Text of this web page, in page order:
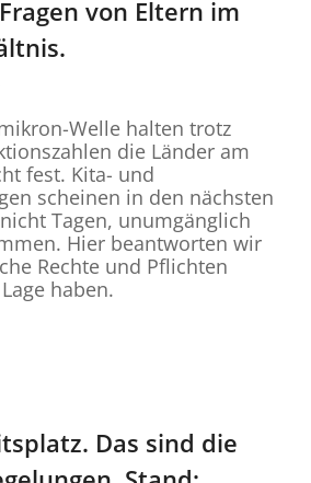
von Eltern im
Welle halten trotz
die Länder am
fest. Kita- und
scheinen in den nächsten
Tagen, unumgänglich
Hier beantworten wir
Rechte und Pflichten
haben.
Das sind die